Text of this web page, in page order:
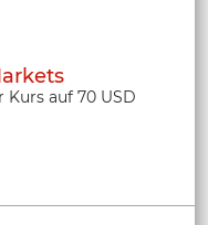
Kurs auf 70 USD